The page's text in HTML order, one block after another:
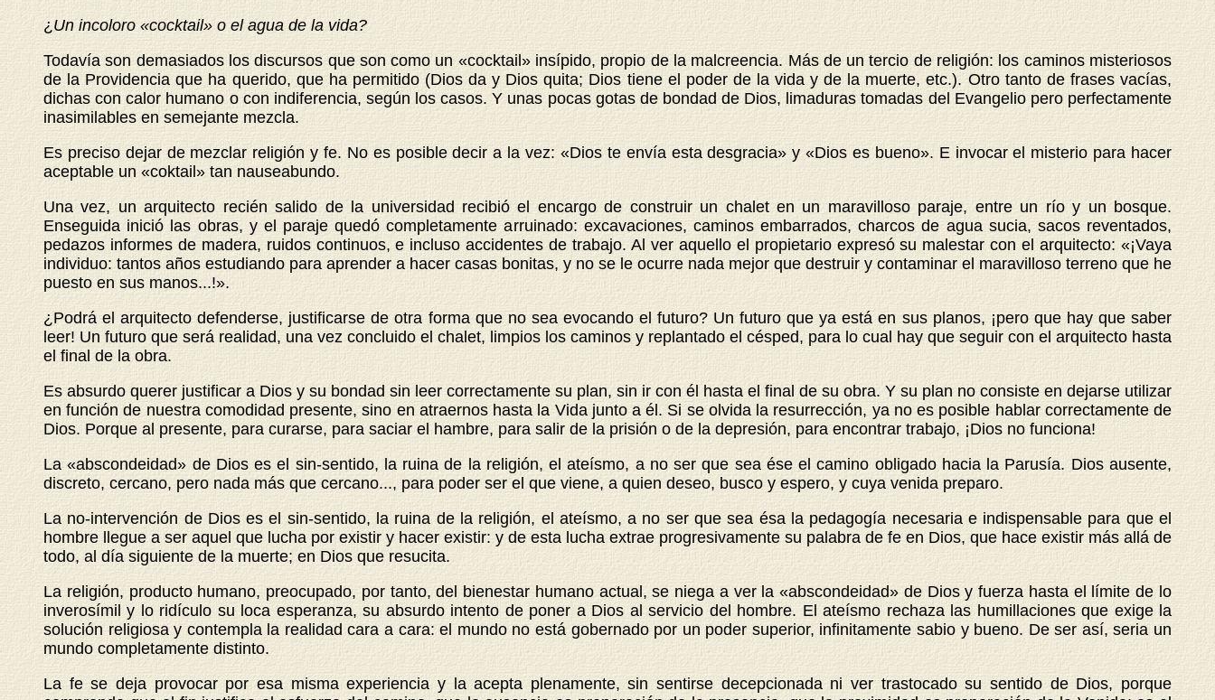
¿Un incoloro «cocktail» o el agua de la vida?
Todavía son demasiados los discursos que son como un «cocktail» insípido, propio de la malcreencia. Más de un tercio de religión: los caminos misteriosos
de la Providencia que ha querido, que ha permitido (Dios da y Dios quita; Dios tiene el poder de la vida y de la muerte, etc.). Otro tanto de frases vacías,
dichas con calor humano o con indiferencia, según los casos. Y unas pocas gotas de bondad de Dios, limaduras tomadas del Evangelio pero perfectamente
inasimilables en semejante mezcla.
Es preciso dejar de mezclar religión y fe. No es posible decir a la vez: «Dios te envía esta desgracia» y «Dios es bueno». E invocar el misterio para hacer
aceptable un «coktail» tan nauseabundo.
Una vez, un arquitecto recién salido de la universidad recibió el encargo de construir un chalet en un maravilloso paraje, entre un río y un bosque.
Enseguida inició las obras, y el paraje quedó completamente arruinado: excavaciones, caminos embarrados, charcos de agua sucia, sacos reventados,
pedazos informes de madera, ruidos continuos, e incluso accidentes de trabajo. Al ver aquello el propietario expresó su malestar con el arquitecto: «¡Vaya
individuo: tantos años estudiando para aprender a hacer casas bonitas, y no se le ocurre nada mejor que destruir y contaminar el maravilloso terreno que he
puesto en sus manos...!».
¿Podrá el arquitecto defenderse, justificarse de otra forma que no sea evocando el futuro? Un futuro que ya está en sus planos, ¡pero que hay que saber
leer! Un futuro que será realidad, una vez concluido el chalet, limpios los caminos y replantado el césped, para lo cual hay que seguir con el arquitecto hasta
el final de la obra.
Es absurdo querer justificar a Dios y su bondad sin leer correctamente su plan, sin ir con él hasta el final de su obra. Y su plan no consiste en dejarse utilizar
en función de nuestra comodidad presente, sino en atraernos hasta la Vida junto a él. Si se olvida la resurrección, ya no es posible hablar correctamente de
Dios. Porque al presente, para curarse, para saciar el hambre, para salir de la prisión o de la depresión, para encontrar trabajo, ¡Dios no funciona!
La «abscondeidad» de Dios es el sin-sentido, la ruina de la religión, el ateísmo, a no ser que sea ése el camino obligado hacia la Parusía. Dios ausente,
discreto, cercano, pero nada más que cercano..., para poder ser el que viene, a quien deseo, busco y espero, y cuya venida preparo.
La no-intervención de Dios es el sin-sentido, la ruina de la religión, el ateísmo, a no ser que sea ésa la pedagogía necesaria e indispensable para que el
hombre llegue a ser aquel que lucha por existir y hacer existir: y de esta lucha extrae progresivamente su palabra de fe en Dios, que hace existir más allá de
todo, al día siguiente de la muerte; en Dios que resucita.
La religión, producto humano, preocupado, por tanto, del bienestar humano actual, se niega a ver la «abscondeidad» de Dios y fuerza hasta el límite de lo
inverosímil y lo ridículo su loca esperanza, su absurdo intento de poner a Dios al servicio del hombre. El ateísmo rechaza las humillaciones que exige la
solución religiosa y contempla la realidad cara a cara: el mundo no está gobernado por un poder superior, infinitamente sabio y bueno. De ser así, seria un
mundo completamente distinto.
La fe se deja provocar por esa misma experiencia y la acepta plenamente, sin sentirse decepcionada ni ver trastocado su sentido de Dios, porque